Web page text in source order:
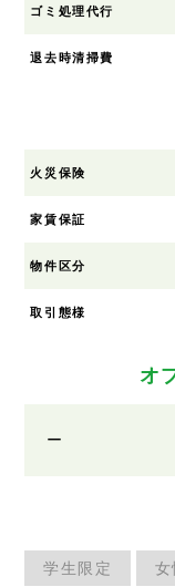
ゴミ処理代行
退去時清掃費
火災保険
家賃保証
物件区分
取引態様
オ
ー
学生限定 女